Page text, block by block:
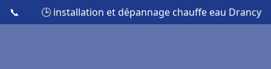
📞 🕒 installation et dépannage chauffe eau Drancy